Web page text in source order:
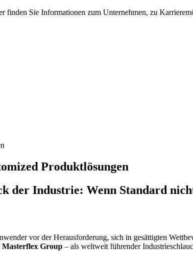
finden Sie Informationen zum Unternehmen, zu
Produktlösungen
der Industrie: Wenn Standard
vor der Herausforderung, sich in gesättigten
Masterflex Group – als weltweit führender